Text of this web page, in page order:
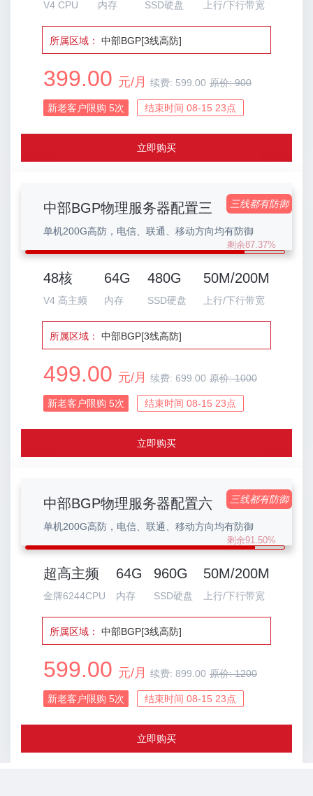
V4 CPU 内存 SSD硬盘 上行/下行带宽
所属区域： 中部BGP[3线高防]
399.00 元/月 续费: 599.00 原价:900
新老客户限购 5次 结束时间 08-15 23点
立即购买
中部BGP物理服务器配置三
单机200G高防，电信、联通、移动方向均有防御
三线都有防御
剩余87.37%
48核
V4 高主频
64G
内存
480G
SSD硬盘
50M/200M
上行/下行带宽
所属区域： 中部BGP[3线高防]
499.00 元/月 续费: 699.00 原价:1000
新老客户限购 5次 结束时间 08-15 23点
立即购买
中部BGP物理服务器配置六
单机200G高防，电信、联通、移动方向均有防御
三线都有防御
剩余91.50%
超高主频
金牌6244CPU
64G
内存
960G
SSD硬盘
50M/200M
上行/下行带宽
所属区域： 中部BGP[3线高防]
599.00 元/月 续费: 899.00 原价:1200
新老客户限购 5次 结束时间 08-15 23点
立即购买